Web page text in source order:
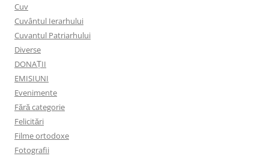
Cuv
Cuvântul Ierarhului
Cuvantul Patriarhului
Diverse
DONAȚII
EMISIUNI
Evenimente
Fără categorie
Felicitări
Filme ortodoxe
Fotografii